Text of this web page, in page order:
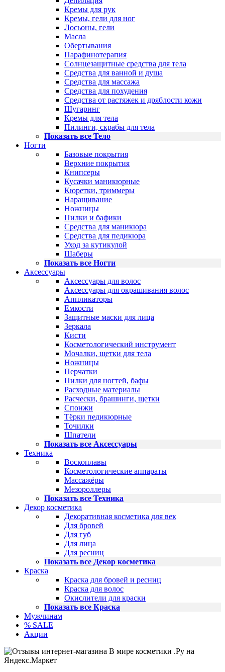
Кремы для рук
Кремы, гели для ног
Лосьоны, гели
Масла
Обертывания
Парафинотерапия
Солнцезащитные средства для тела
Средства для ванной и душа
Средства для массажа
Средства для похудения
Средства от растяжек и дряблости кожи
Шугаринг
Кремы для тела
Пилинги, скрабы для тела
Показать все Тело
Ногти
Базовые покрытия
Верхние покрытия
Книпсеры
Кусачки маникюрные
Кюретки, триммеры
Наращивание
Ножницы
Пилки и бафики
Средства для маникюра
Средства для педикюра
Уход за кутикулой
Шаберы
Показать все Ногти
Аксессуары
Аксессуары для волос
Аксессуары для окрашивания волос
Аппликаторы
Емкости
Защитные маски для лица
Зеркала
Кисти
Косметологический инструмент
Мочалки, щетки для тела
Ножницы
Перчатки
Пилки для ногтей, бафы
Расходные материалы
Расчески, брашинги, щетки
Спонжи
Тёрки педикюрные
Точилки
Шпатели
Показать все Аксессуары
Техника
Воскоплавы
Косметологические аппараты
Массажёры
Мезороллеры
Показать все Техника
Декор косметика
Декоративная косметика для век
Для бровей
Для губ
Для лица
Для ресниц
Показать все Декор косметика
Краска
Краска для бровей и ресниц
Краска для волос
Окислители для краски
Показать все Краска
Мужчинам
% SALE
Акции